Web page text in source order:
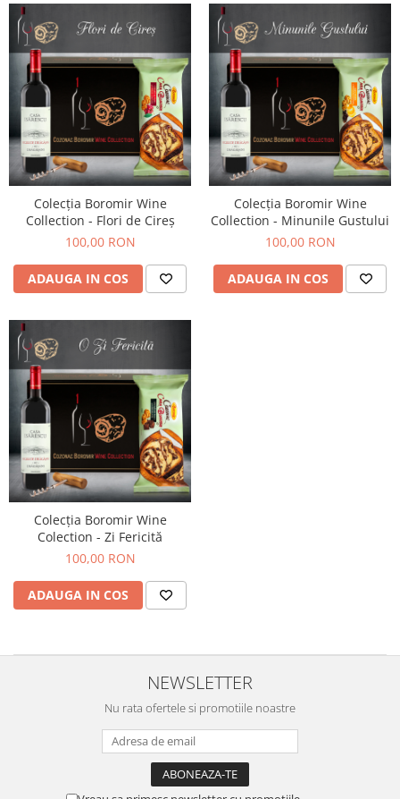
Turta dulce
Turta dulce cu nuci
Turta dulce de Sibiu
Turta dulce cu miere
Croissant
Croissant Duofino
Croissant cu maia
Cornulete
Boromele
Cornulete fragede
Pasca Fresh
Paine
Paine ambalata
Chifle
Colaci festivi
Snack-uri sărate
Covrigi cu ulei de masline
Covrigi de Buzau
Grisine
Crochete
Produse de gătit
Arpacas si pesmet
Produse congelate
Patiserie congelata
Pizza congelata
Baton Cookie congelat
Colecția Boromir Wine
Collection - Flori de Cireș
100,00 RON
ADAUGA IN COS
Colecția Boromir Wine
Collection - Minunile Gustului
100,00 RON
ADAUGA IN COS
Colecția Boromir Wine
Colection - Zi Fericită
100,00 RON
ADAUGA IN COS
NEWSLETTER
Nu rata ofertele si promotiile noastre